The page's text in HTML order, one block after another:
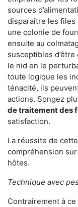
sources
disparaître les files
une colonie de
ensuite au
susceptibles
le nid en le
toute logique les
ténacité, ils
actions. Songez
de traitement des
satisfaction.
La réussite de
compréhension
hôtes.
Technique avec
Contrairement à